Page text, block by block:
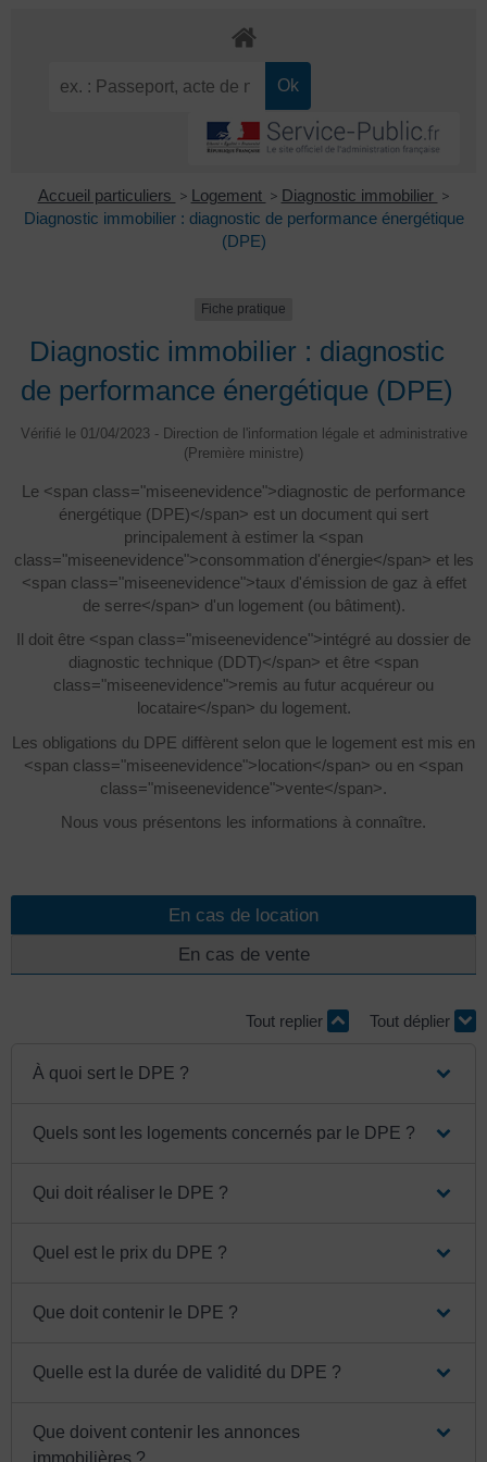
Accueil particuliers > Logement > Diagnostic immobilier >
Diagnostic immobilier : diagnostic de performance énergétique
(DPE)
Fiche pratique
Diagnostic immobilier : diagnostic
de performance énergétique (DPE)
Vérifié le 01/04/2023 - Direction de l'information légale et administrative
(Première ministre)
Le <span class="miseenevidence">diagnostic de performance
énergétique (DPE)</span> est un document qui sert
principalement à estimer la <span
class="miseenevidence">consommation d'énergie</span> et les
<span class="miseenevidence">taux d'émission de gaz à effet
de serre</span> d'un logement (ou bâtiment).
Il doit être <span class="miseenevidence">intégré au dossier de
diagnostic technique (DDT)</span> et être <span
class="miseenevidence">remis au futur acquéreur ou
locataire</span> du logement.
Les obligations du DPE diffèrent selon que le logement est mis en
<span class="miseenevidence">location</span> ou en <span
class="miseenevidence">vente</span>.
Nous vous présentons les informations à connaître.
En cas de location
En cas de vente
Tout replier Tout déplier
À quoi sert le DPE ?
Quels sont les logements concernés par le DPE ?
Qui doit réaliser le DPE ?
Quel est le prix du DPE ?
Que doit contenir le DPE ?
Quelle est la durée de validité du DPE ?
Que doivent contenir les annonces
immobilières ?